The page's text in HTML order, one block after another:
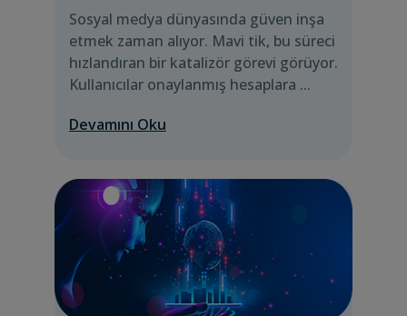
Sosyal medya dünyasında güven inşa
etmek zaman alıyor. Mavi tik, bu süreci
hızlandıran bir katalizör görevi görüyor.
Kullanıcılar onaylanmış hesaplara ...
Devamını Oku